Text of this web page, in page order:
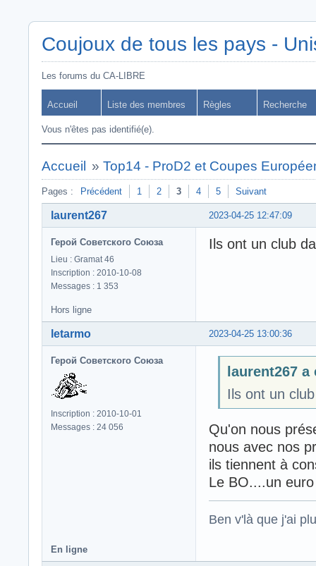
Coujoux de tous les pays -
Les forums du CA-LIBRE
Accueil Liste des membres Règles Recherche
Vous n'êtes pas identifié(e).
Accueil » Top14 - ProD2 et Coupes
Pages : Précédent 1 2 3 4 5 Suivant
2023-04-25 12:47:09
laurent267
Герой Советского Союза
Lieu : Gramat 46
Inscription : 2010-10-08
Messages : 1 353
Ils ont un club
Hors ligne
2023-04-25 13:00:36
letarmo
Герой Советского Союза
Inscription : 2010-10-01
Messages : 24 056
laurent267
Ils ont un
Qu'on nous
nous avec nos
ils tiennent à
Le BO....un
Ben v'là que j'ai
En ligne